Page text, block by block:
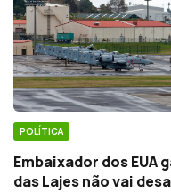
POLÍTICA
Embaixador dos
das Lajes não vai